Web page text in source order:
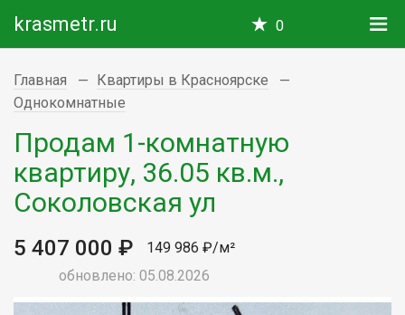
krasmetr.ru 0
Главная
Квартиры в Красноярске
Однокомнатные
Продам 1-комнатную
квартиру, 36.05 кв.м.,
Соколовская ул
5 407 000 ₽
149 986 ₽/м²
обновлено: 05.08.2026